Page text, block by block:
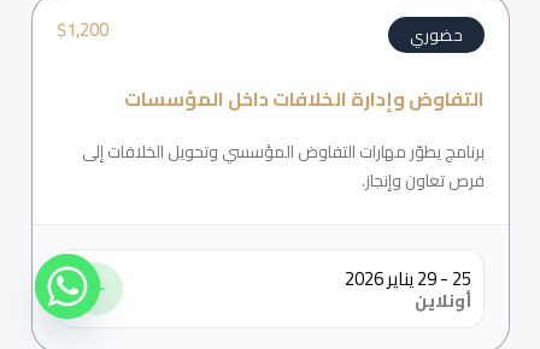
$1,200 حضوري
التفاوض وإدارة الخلافات داخل المؤسسات
برنامج يطوّر مهارات التفاوض المؤسسي وتحويل الخلافات إلى
فرص تعاون وإنجاز.
25 - 29 يناير 2026
أونلاين